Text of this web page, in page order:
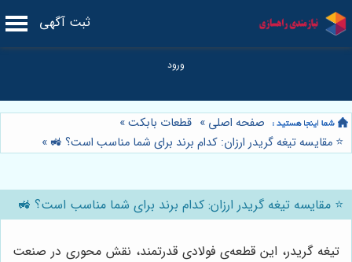
ثبت آگهی
صفحه اصلی » قطعات بابکت»
⭐️ مقایسه تیغه گریدر ارزان: کدام برند برای شما مناسب است؟ 🚜 »
⭐️ مقایسه تیغه گریدر ارزان: کدام برند برای شما مناسب است؟ 🚜
تیغه گریدر، این قطعه‌ی فولادی قدرتمند، نقش محوری در صنعت